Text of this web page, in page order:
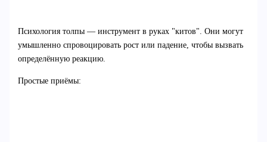
Психология толпы — инструмент в руках "китов". Они могут
умышленно спровоцировать рост или падение, чтобы вызвать
определённую реакцию.
Простые приёмы: